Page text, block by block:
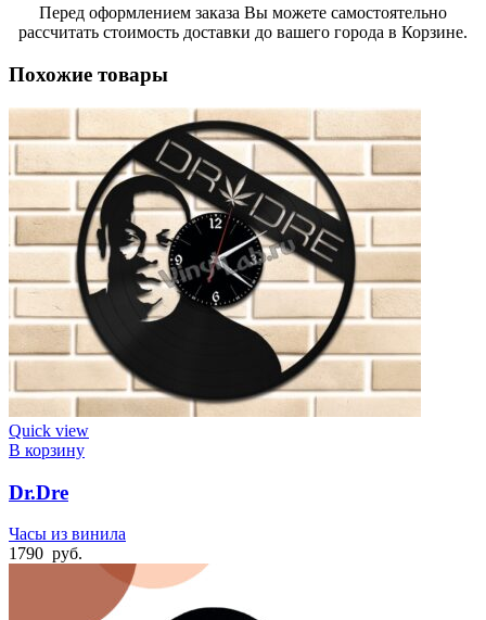
Перед оформлением заказа Вы можете самостоятельно
рассчитать стоимость доставки до вашего города в Корзине.
Похожие товары
Quick view
В корзину
Dr.Dre
Часы из винила
1790 руб.